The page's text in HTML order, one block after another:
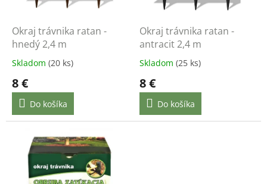
o
Okraj trávnika ratan -
hnedý 2,4 m
Skladom (20 ks)
8 €
Do košíka
Okraj trávnika ratan -
antracit 2,4 m
Skladom (25 ks)
8 €
Do košíka